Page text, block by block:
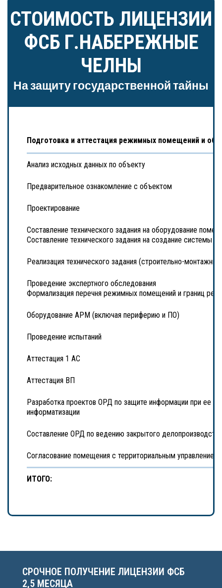
СТОИМОСТЬ ЛИЦЕНЗИИ
ФСБ Г.НАБЕРЕЖНЫЕ
ЧЕЛНЫ
На защиту государственной тайны
Подготовка и аттестация режимных помещений и
Анализ исходных данных по объекту
Предварительное ознакомление с объектом
Проектирование
Составление технического задания на оборудование
Составление технического задания на создание системы
Реализация технического задания (строительно-
Проведение экспертного обследования
Формализация перечня режимных помещений и границ
Оборудование АРМ (включая периферию и ПО)
Проведение испытаний
Аттестация 1 АС
Аттестация ВП
Разработка проектов ОРД по защите информации при ее
информатизации
Составление ОРД по ведению закрытого делопроизводства
Согласование помещения с территориальным
ИТОГО:
СРОЧНОЕ ПОЛУЧЕНИЕ ЛИЦЕНЗИИ ФСБ
2,5 МЕСЯЦА